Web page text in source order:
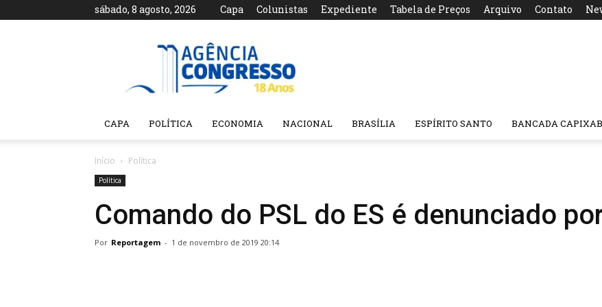
sábado, 8 agosto, 2026 Capa Colunistas Expediente Tabela de Preços Arquivo Contato
Agência
CAPA POLÍTICA ECONOMIA NACIONAL BRASÍLIA ESPÍRITO SANTO BANCADA
Início Política
Política
Comando do PSL do ES é denunciado
Por Reportagem - 1 de novembro de 2019 20:14